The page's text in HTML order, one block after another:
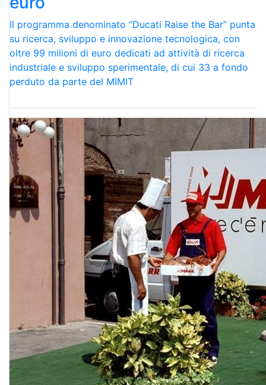
Il programma denominato “Ducati Raise the Bar” punta
su ricerca, sviluppo e innovazione tecnologica, con
oltre 99 milioni di euro dedicati ad attività di ricerca
industriale e sviluppo sperimentale, di cui 33 a fondo
perduto da parte del MIMIT